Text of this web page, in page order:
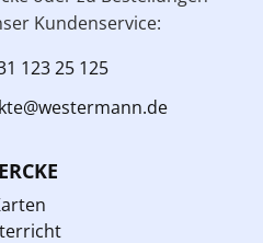
Kundenservice:
123 25 125